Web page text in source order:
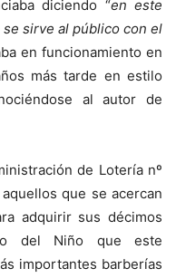
diciendo “en este
sirve al público con el
en funcionamiento en
más tarde en estilo
al autor de
de Lotería nº
que se acercan
adquirir sus décimos
del Niño que este
importantes barberías